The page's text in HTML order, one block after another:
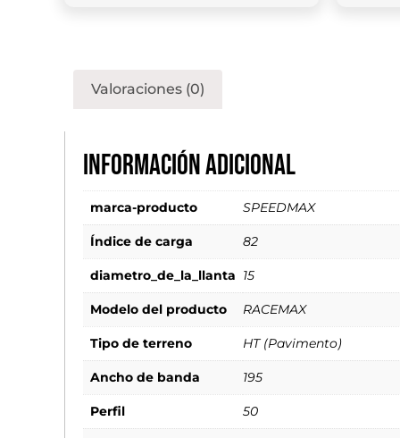
Valoraciones (0)
Información adicional
marca-producto SPEEDMAX
Índice de carga 82
diametro_de_la_llanta 15
Modelo del producto RACEMAX
Tipo de terreno HT (Pavimento)
Ancho de banda 195
Perfil 50